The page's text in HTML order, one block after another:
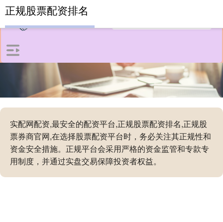
实配网配资,最安全的配资平台,正规股票配资排名,正规股
票券商官网,在选择股票配资平台时，务必关注其正规性和
资金安全措施。正规平台会采用严格的资金监管和专款专
用制度，并通过实盘交易保障投资者权益。
正规股票配资排名